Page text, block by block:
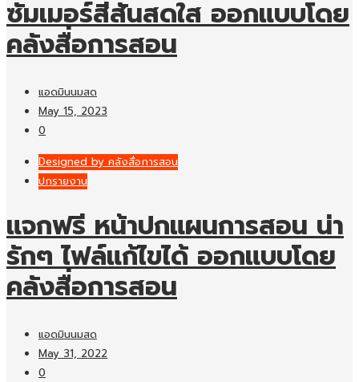
ซัมเมอร์สีสันสดใส ออกแบบโดย
คลังสื่อการสอน
แอดมินนมสด
May 15, 2023
0
Designed by คลังสื่อการสอน
ปกรายงาน
แจกฟรี หน้าปกแผนการสอน น่า
รักๆ ไฟล์แก้ไขได้ ออกแบบโดย
คลังสื่อการสอน
แอดมินนมสด
May 31, 2022
0